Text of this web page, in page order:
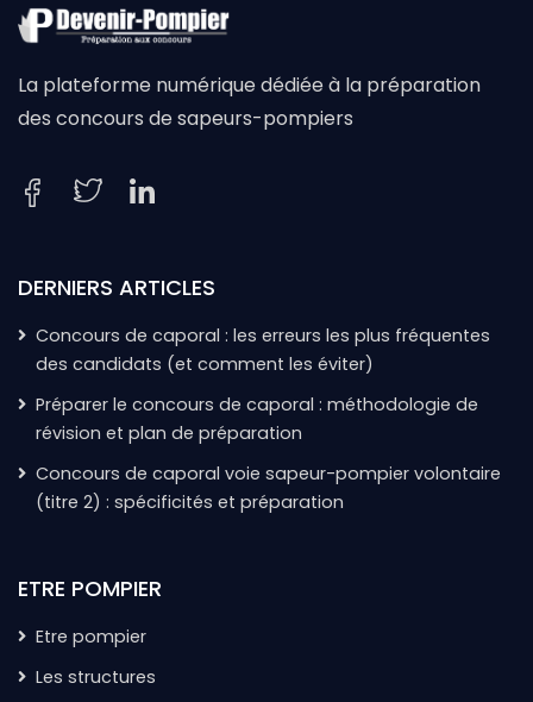
La plateforme numérique dédiée à la préparation
des concours de sapeurs-pompiers
DERNIERS ARTICLES
Concours de caporal : les erreurs les plus fréquentes
des candidats (et comment les éviter)
Préparer le concours de caporal : méthodologie de
révision et plan de préparation
Concours de caporal voie sapeur-pompier volontaire
(titre 2) : spécificités et préparation
ETRE POMPIER
Etre pompier
Les structures